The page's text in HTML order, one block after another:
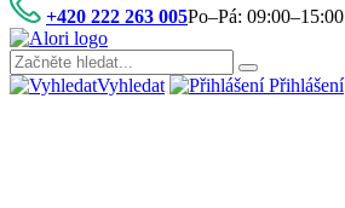
+420 222 263 005Po–Pá: 09:00–15:00
Vyhledat Přihlášení